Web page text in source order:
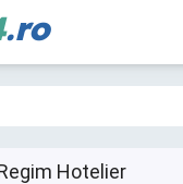
.ro
Hotelier
11